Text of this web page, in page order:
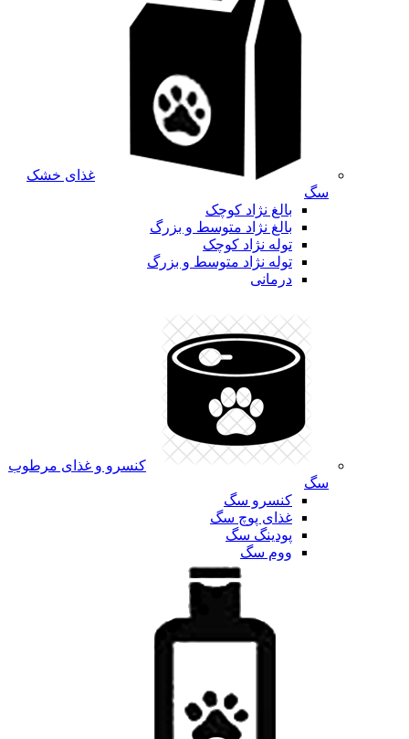
غذای خشک
سگ
بالغ نژاد کوچک
بالغ نژاد متوسط و بزرگ
توله نژاد کوچک
توله نژاد متوسط و بزرگ
درمانی
کنسرو و غذای مرطوب
سگ
کنسرو سگ
غذای پوچ سگ
پودینگ سگ
ووم سگ